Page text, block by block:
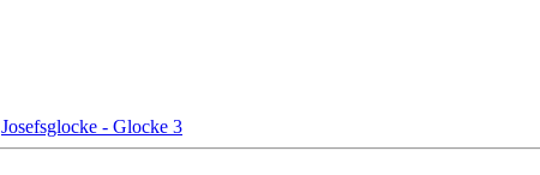
Josefsglocke - Glocke 3